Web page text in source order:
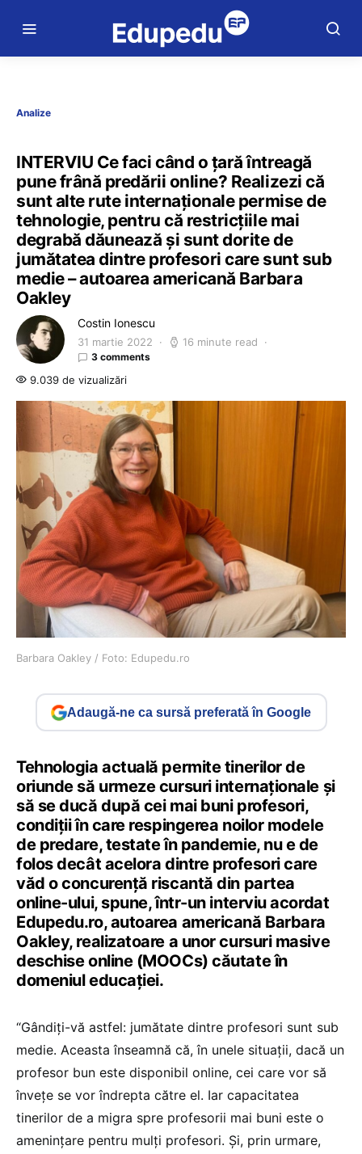
Analize
INTERVIU Ce faci când o țară întreagă
pune frână predării online? Realizezi că
sunt alte rute internaționale permise de
tehnologie, pentru că restricțiile mai
degrabă dăunează și sunt dorite de
jumătatea dintre profesori care sunt sub
medie – autoarea americană Barbara
Oakley
Costin Ionescu
31 martie 2022 16 minute read
3 comments
9.039 de vizualizări
Barbara Oakley / Foto: Edupedu.ro
Adaugă-ne ca sursă preferată în Google
Tehnologia actuală permite tinerilor de
oriunde să urmeze cursuri internaționale și
să se ducă după cei mai buni profesori,
condiții în care respingerea noilor modele
de predare, testate în pandemie, nu e de
folos decât acelora dintre profesori care
văd o concurență riscantă din partea
online-ului, spune, într-un interviu acordat
Edupedu.ro, autoarea americană Barbara
Oakley, realizatoare a unor cursuri masive
deschise online (MOOCs) căutate în
domeniul educației.
“Gândiți-vă astfel: jumătate dintre profesori sunt sub
medie. Aceasta înseamnă că, în unele situații, dacă un
profesor bun este disponibil online, cei care vor să
învețe se vor îndrepta către el. Iar capacitatea
tinerilor de a migra spre profesorii mai buni este o
amenințare pentru mulți profesori. Și, prin urmare,